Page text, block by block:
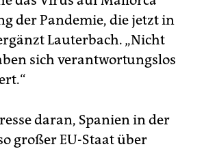
der Pandemie, die jetzt in
Lauterbach. „Nicht
sich verantwortungslos
daran, Spanien in der
großer EU-Staat über